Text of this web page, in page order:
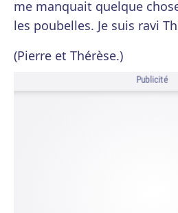
me manquait quelque
les poubelles. Je suis ravi
(Pierre et Thérèse.)
Publicité